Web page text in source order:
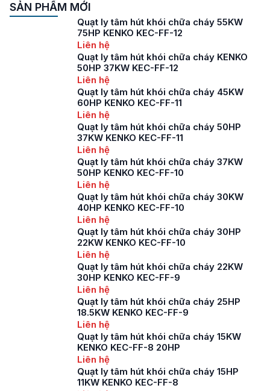
quan trọng đối với
các hệ thống Phòng
các tòa nhà, trung
tâm thương mại và
Chính vì thế việc lắp
đặt, sử dụng và bảo
SẢN PHẨM MỚI
Quạt ly tâm hút khói chữa cháy 55KW
75HP KENKO KEC-FF-12
Liên hệ
Quạt ly tâm hút khói chữa cháy KENKO
50HP 37KW KEC-FF-12
Liên hệ
Quạt ly tâm hút khói chữa cháy 45KW
60HP KENKO KEC-FF-11
Liên hệ
Quạt ly tâm hút khói chữa cháy 50HP
37KW KENKO KEC-FF-11
Liên hệ
Quạt ly tâm hút khói chữa cháy 37KW
50HP KENKO KEC-FF-10
Liên hệ
Quạt ly tâm hút khói chữa cháy 30KW
40HP KENKO KEC-FF-10
Liên hệ
Quạt ly tâm hút khói chữa cháy 30HP
22KW KENKO KEC-FF-10
Liên hệ
Quạt ly tâm hút khói chữa cháy 22KW
30HP KENKO KEC-FF-9
Liên hệ
Quạt ly tâm hút khói chữa cháy 25HP
18.5KW KENKO KEC-FF-9
Liên hệ
Quạt ly tâm hút khói chữa cháy 15KW
KENKO KEC-FF-8 20HP
Liên hệ
Quạt ly tâm hút khói chữa cháy 15HP
11KW KENKO KEC-FF-8